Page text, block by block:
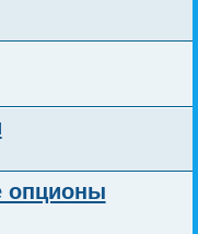
опционы